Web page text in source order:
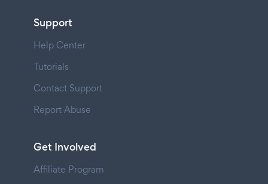
Support
Help Center
Tutorials
Contact Support
Report Abuse
Get Involved
Affiliate Program